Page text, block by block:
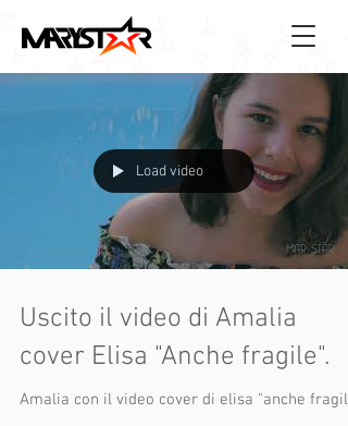
Load video
Uscito il video di Amalia
cover Elisa "Anche fragile".
Amalia con il video cover di elisa "anche